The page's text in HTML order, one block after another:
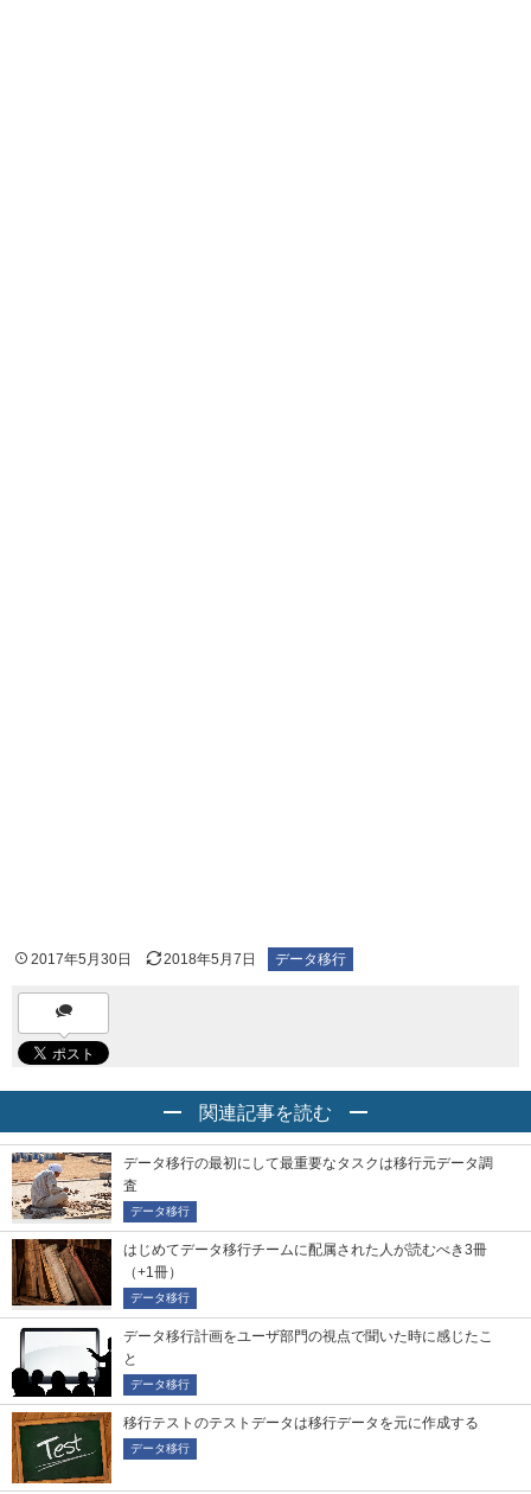
2017年5月30日 2018年5月7日 データ移行
関連記事を読む
データ移行の最初にして最重要なタスクは移行元データ調
査
データ移行
はじめてデータ移行チームに配属された人が読むべき3冊
（+1冊）
データ移行
データ移行計画をユーザ部門の視点で聞いた時に感じたこ
と
データ移行
移行テストのテストデータは移行データを元に作成する
データ移行